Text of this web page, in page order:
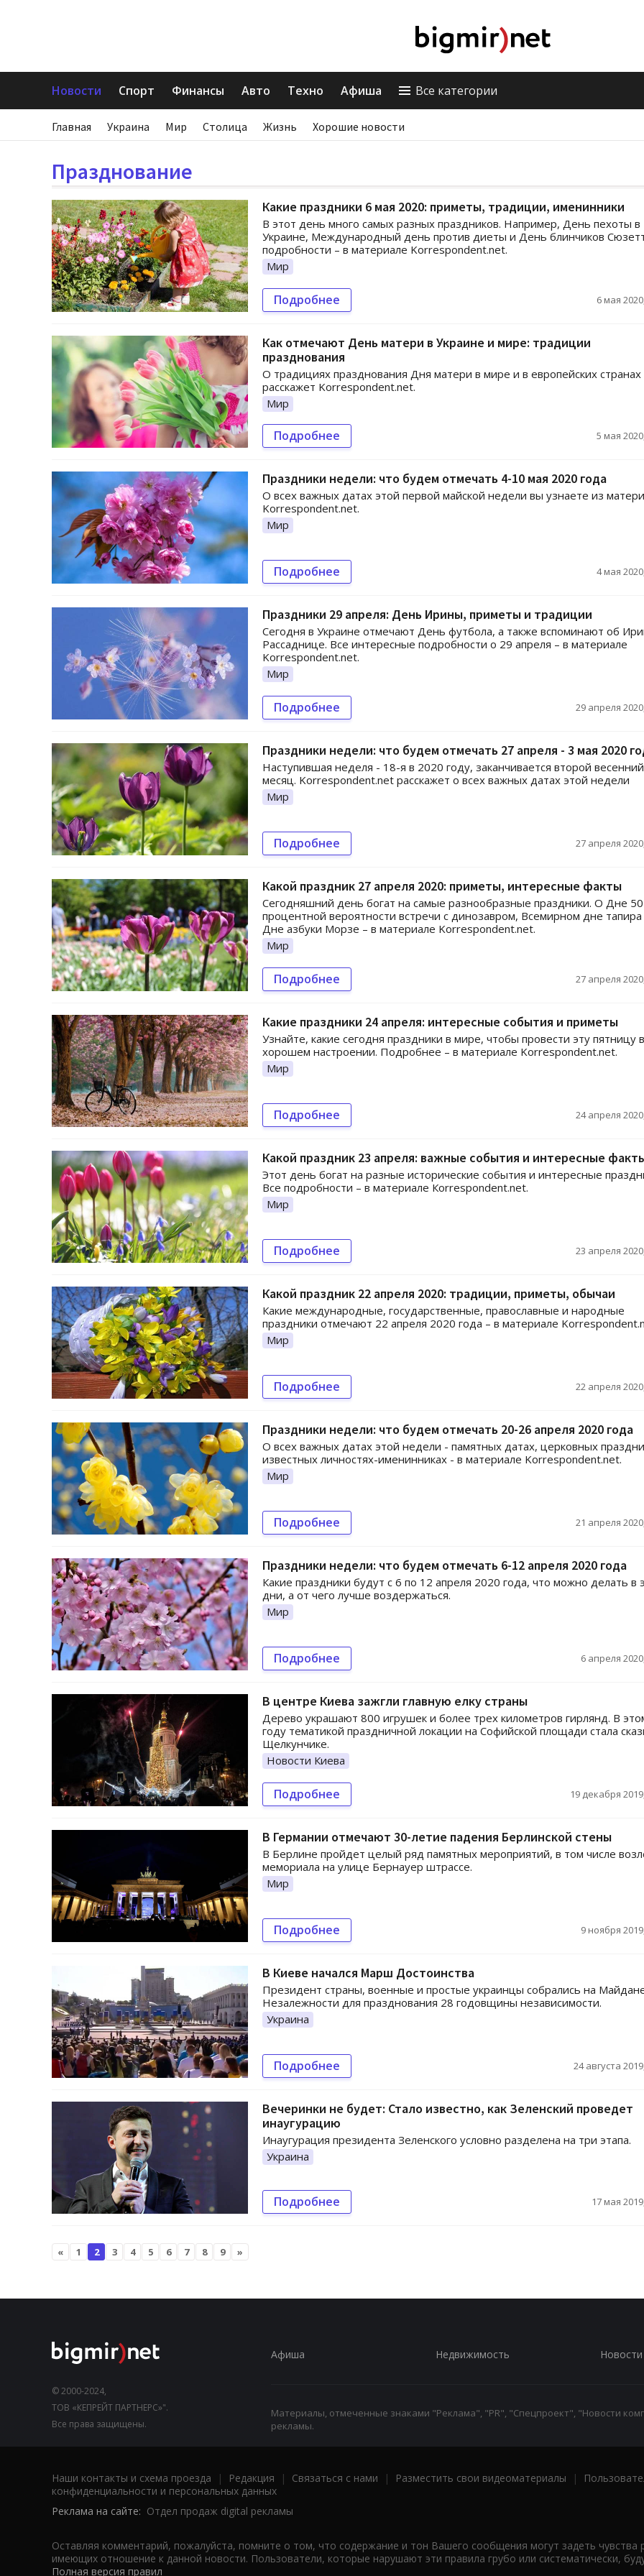
Новости Спорт Финансы Авто Техно Афиша Все категории
Главная Украина Мир Столица Жизнь Хорошие новости
Празднование
Какие праздники 6 мая 2020: приметы, традиции, именинники
В этот день много самых разных праздников. Например, День пехоты в
Украине, Международный день против диеты и День блинчиков
подробности – в материале Korrespondent.net.
Мир
Подробнее 6 мая
Как отмечают День матери в Украине и мире: традиции
празднования
О традициях празднования Дня матери в мире и в европейских странах
расскажет Korrespondent.net.
Мир
Подробнее 5 мая
Праздники недели: что будем отмечать 4-10 мая 2020 года
О всех важных датах этой первой майской недели вы узнаете из
Korrespondent.net.
Мир
Подробнее 4 мая
Праздники 29 апреля: День Ирины, приметы и традиции
Сегодня в Украине отмечают День футбола, а также вспоминают об
Рассаднице. Все интересные подробности о 29 апреля – в материале
Korrespondent.net.
Мир
Подробнее 29 апреля
Праздники недели: что будем отмечать 27 апреля - 3 мая 2020
Наступившая неделя - 18-я в 2020 году, заканчивается второй весенний
месяц. Korrespondent.net расскажет о всех важных датах этой недели
Мир
Подробнее 27 апреля
Какой праздник 27 апреля 2020: приметы, интересные факты
Сегодняшний день богат на самые разнообразные праздники. О Дне
процентной вероятности встречи с динозавром, Всемирном дне тапира
Дне азбуки Морзе – в материале Korrespondent.net.
Мир
Подробнее 27 апреля
Какие праздники 24 апреля: интересные события и приметы
Узнайте, какие сегодня праздники в мире, чтобы провести эту пятницу в
хорошем настроении. Подробнее – в материале Korrespondent.net.
Мир
Подробнее 24 апреля
Какой праздник 23 апреля: важные события и интересные
Этот день богат на разные исторические события и интересные
Все подробности – в материале Кorrespondent.net.
Мир
Подробнее 23 апреля
Какой праздник 22 апреля 2020: традиции, приметы, обычаи
Какие международные, государственные, православные и народные
праздники отмечают 22 апреля 2020 года – в материале
Мир
Подробнее 22 апреля
Праздники недели: что будем отмечать 20-26 апреля 2020 года
О всех важных датах этой недели - памятных датах, церковных
известных личностях-именинниках - в материале Korrespondent.net.
Мир
Подробнее 21 апреля
Праздники недели: что будем отмечать 6-12 апреля 2020 года
Какие праздники будут с 6 по 12 апреля 2020 года, что можно делать в
дни, а от чего лучше воздержаться.
Мир
Подробнее 6 апреля
В центре Киева зажгли главную елку страны
Дерево украшают 800 игрушек и более трех километров гирлянд. В
году тематикой праздничной локации на Софийской площади стала
Щелкунчике.
Новости Киева
Подробнее 19 декабря
В Германии отмечают 30-летие падения Берлинской стены
В Берлине пройдет целый ряд памятных мероприятий, в том числе
мемориала на улице Бернауер штрассе.
Мир
Подробнее 9 ноября
В Киеве начался Марш Достоинства
Президент страны, военные и простые украинцы собрались на
Незалежности для празднования 28 годовщины независимости.
Украина
Подробнее 24 августа
Вечеринки не будет: Стало известно, как Зеленский проведет
инаугурацию
Инаугурация президента Зеленского условно разделена на три этапа.
Украина
Подробнее 17 мая
« 1 2 3 4 5 6 7 8 9 »
© 2000-2024,
ТОВ «КЕПРЕЙТ ПАРТНЕРС»".
Все права защищены.
Афиша Недвижимость Новости
Материалы, отмеченные знаками "Реклама", "PR", "Спецпроект", "Новости
рекламы.
Наши контакты и схема проезда | Редакция | Связаться с нами | Разместить свои видеоматериалы |
конфиденциальности и персональных данных
Реклама на сайте: Отдел продаж digital рекламы
Оставляя комментарий, пожалуйста, помните о том, что содержание и тон Вашего сообщения могут задеть чувства
имеющих отношение к данной новости. Пользователи, которые нарушают эти правила грубо или систематически,
Полная версия правил